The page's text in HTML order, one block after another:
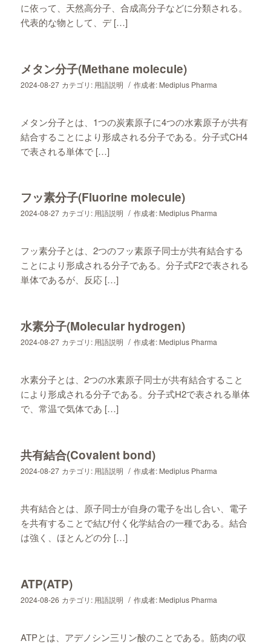
に依って、天然高分子、合成高分子などに分類される。
代表的な物として、デ […]
メタン分子(Methane molecule)
2024-08-27 カテゴリ: 用語説明 / 作成者: Mediplus Pharma
メタン分子とは、1つの炭素原子に4つの水素原子が共有
結合することにより形成される分子である。分子式CH4
で表される単体で […]
フッ素分子(Fluorine molecule)
2024-08-27 カテゴリ: 用語説明 / 作成者: Mediplus Pharma
フッ素分子とは、2つのフッ素原子同士が共有結合する
ことにより形成される分子である。分子式F2で表される
単体であるが、反応 […]
水素分子(Molecular hydrogen)
2024-08-27 カテゴリ: 用語説明 / 作成者: Mediplus Pharma
水素分子とは、2つの水素原子同士が共有結合すること
により形成される分子である。分子式H2で表される単体
で、常温で気体であ […]
共有結合(Covalent bond)
2024-08-27 カテゴリ: 用語説明 / 作成者: Mediplus Pharma
共有結合とは、原子同士が自身の電子を出し合い、電子
を共有することで結び付く化学結合の一種である。結合
は強く、ほとんどの分 […]
ATP(ATP)
2024-08-26 カテゴリ: 用語説明 / 作成者: Mediplus Pharma
ATPとは、アデノシン三リン酸のことである。筋肉の収